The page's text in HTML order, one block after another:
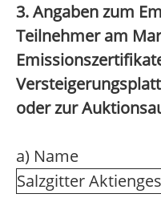
3. Angaben zum
Teilnehmer am
oder zur
a) Name
Salzgitter